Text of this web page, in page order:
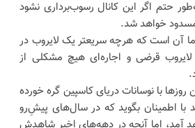
حتم اگر این کانال رسوب‌برداری نشود
مسدود خواهد شد.
ما آن است که هرچه سریعتر یک لایروب در
قرضی و اجاره‌ای هیچ مشکلی از
با نوسانات دریای کاسپین گره خورده
اطمینان بگوید که در سال‌های پیشِ‌رو